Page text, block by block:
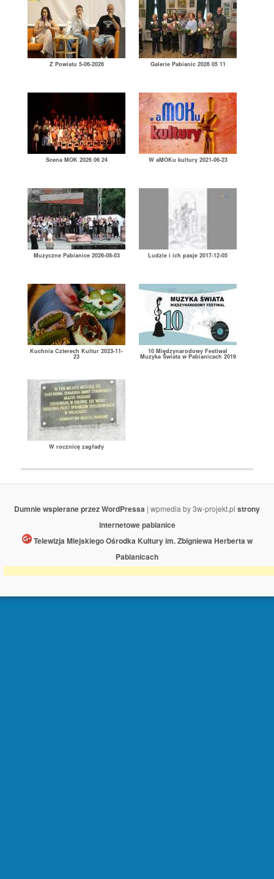
Z Powiatu 5-06-2026 Galerie Pabianic 2026 05 11
Scena MOK 2026 06 24 W aMOKu kultury 2021-06-23
Muzyczne Pabianice 2026-08-03 Ludzie i ich pasje 2017-12-05
Kuchnia Czterech Kultur 2023-11-
23
10 Międzynarodowy Festiwal
Muzyka Świata w Pabianicach 2019
W rocznicę zagłady
Dumnie wspierane przez WordPressa | wpmedia by 3w-projekt.pl strony
internetowe pabianice
Telewizja Miejskiego Ośrodka Kultury im. Zbigniewa Herberta w
Pabianicach